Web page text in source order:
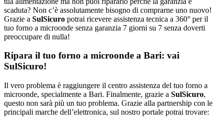
scaduta? Non c’è assolutamente bisogno di comprarne uno nuovo!
Grazie a SulSicuro potrai ricevere assistenza tecnica a 360° per il
tuo forno a microonde senza garanzia 7 giorni su 7 senza doverti
preoccupare di nulla!
Ripara il tuo forno a microonde a Bari: vai
SulSicuro!
Il vero problema è raggiungere il centro assistenza del tuo forno a
microonde, specialmente a Bari. Finalmente, grazie a SulSicuro,
questo non sarà più un tuo problema. Grazie alla partnership con le
principali marche dell’elettronica, sul nostro portale potrai trovare: